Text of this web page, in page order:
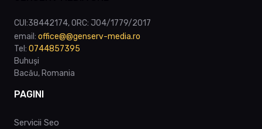
CUI:38442174, ORC: J04/1779/2017
email: office@@genserv-media.ro
Tel: 0744857395
Buhuși
Bacău, Romania
PAGINI
Servicii Seo